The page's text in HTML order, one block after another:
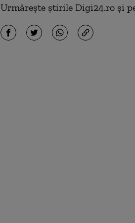
Urmărește știrile Digi24.ro și